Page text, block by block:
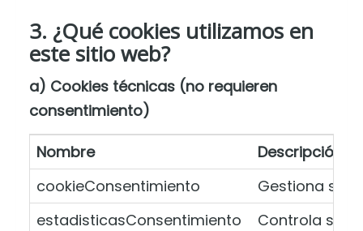
3. ¿Qué cookies utilizamos en
este sitio web?
a) Cookies técnicas (no requieren
consentimiento)
Nombre
Descripción
cookieConsentimiento
Gestiona si
estadisticasConsentimiento
Controla si el